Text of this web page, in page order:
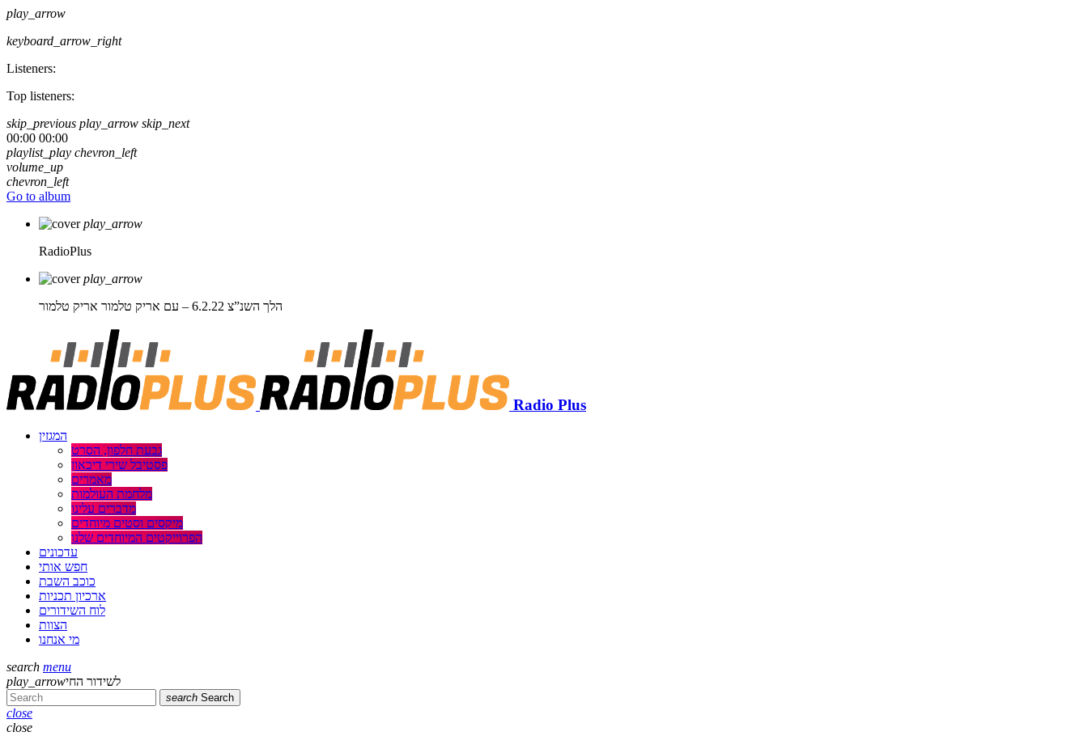
play_arrow
keyboard_arrow_right
Listeners:
Top listeners:
skip_previous play_arrow skip_next
00:00 00:00
playlist_play chevron_left
volume_up
chevron_left
Go to album
play_arrow
RadioPlus
play_arrow
הלך השנ”צ 6.2.22 – עם אריק טלמור
אריק טלמור
Radio Plus
המגזין
גבעת חלפון, הסרט
פסטיבל שירי דיכאון
מאמרים
מלחמת העולמות
מדברים עלינו
מיקסים וסטים מיוחדים
הפרוייקטים המיוחדים שלנו
עדכונים
חפש אותי
כוכב השבת
ארכיון תכניות
לוח השידורים
הצוות
מי אנחנו
search menu
play_arrowלשידור החי
search Search
close
close